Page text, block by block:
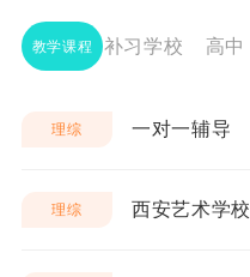
教学课程 补习学校 高中
理综 一对一辅导
理综 西安艺术学校